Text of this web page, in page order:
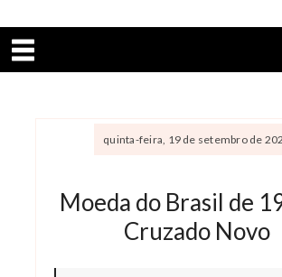
Abrir menu
Buscar
quinta-feira, 19 de setembro de
Moeda do Brasil de
Cruzado Novo